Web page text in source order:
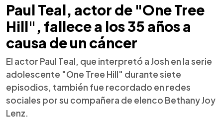
Paul Teal, actor de "One Tree
Hill", fallece a los 35 años a
causa de un cáncer
El actor Paul Teal, que interpretó a Josh en la serie
adolescente "One Tree Hill" durante siete
episodios, también fue recordado en redes
sociales por su compañera de elenco Bethany Joy
Lenz.